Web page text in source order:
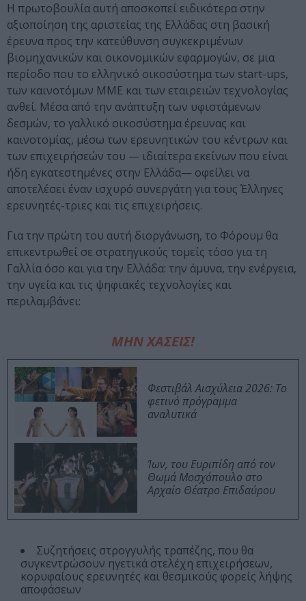
Η πρωτοβουλία αυτή αποσκοπεί ειδικότερα στην
αξιοποίηση της αριστείας της Ελλάδας στη βασική
έρευνα προς την κατεύθυνση συγκεκριμένων
βιομηχανικών και οικονομικών εφαρμογών, σε μια
περίοδο που το ελληνικό οικοσύστημα των start-ups,
των καινοτόμων ΜΜΕ και των εταιρειών τεχνολογίας
ανθεί. Μέσα από την ανάπτυξη των υφιστάμενων
δεσμών, το γαλλικό οικοσύστημα έρευνας και
καινοτομίας, μέσω των ερευνητικών του κέντρων και
των επιχειρήσεών του — ιδιαίτερα εκείνων που είναι
ήδη εγκατεστημένες στην Ελλάδα— οφείλει να
αποτελέσει έναν ισχυρό συνεργάτη για τους Έλληνες
ερευνητές-τριες και τις επιχειρήσεις.
Για την πρώτη του αυτή διοργάνωση, το Φόρουμ θα
επικεντρωθεί σε στρατηγικούς τομείς τόσο για τη
Γαλλία όσο και για την Ελλάδα: την άμυνα, την ενέργεια,
την υγεία και τις ψηφιακές τεχνολογίες και
περιλαμβάνει:
ΜΗΝ ΧΑΣΕΙΣ!
Φεστιβάλ Αισχύλεια 2026: Το
φετινό πρόγραμμα
αναλυτικά
Ίων, του Ευριπίδη από τον
Θωμά Μοσχόπουλο στο
Αρχαίο Θέατρο Επιδαύρου
Συζητήσεις στρογγυλής τραπέζης, που θα
συγκεντρώσουν ηγετικά στελέχη επιχειρήσεων,
κορυφαίους ερευνητές και θεσμικούς φορείς λήψης
αποφάσεων